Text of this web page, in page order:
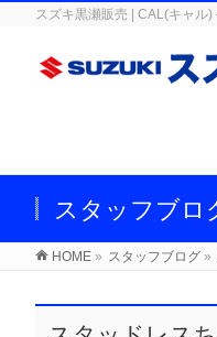
スズキ黒瀬販売 | CAL(キャル
スタッフブロ
HOME » スタッフブログ »